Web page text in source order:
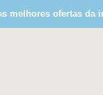
melhores ofertas da